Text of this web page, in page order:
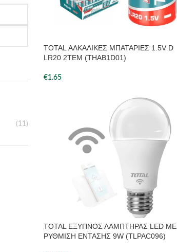
(11)
TOTAL ΑΛΚΑΛΙΚΕΣ ΜΠΑΤΑΡΙΕΣ 1.5V D
LR20 2ΤΕΜ (THAB1D01)
€1.65
TOTAL ΕΞΥΠΝΟΣ ΛΑΜΠΤΗΡΑΣ LED ΜΕ
ΡΥΘΜΙΣΗ ΕΝΤΑΣΗΣ 9W (TLPAC096)